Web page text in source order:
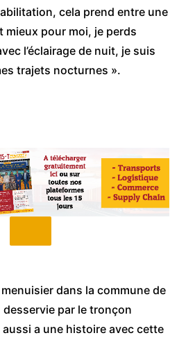
cela prend entre une
mieux pour moi, je perds
l’éclairage de nuit, je suis
trajets nocturnes ».
dans la commune de
par le tronçon
a une histoire avec cette